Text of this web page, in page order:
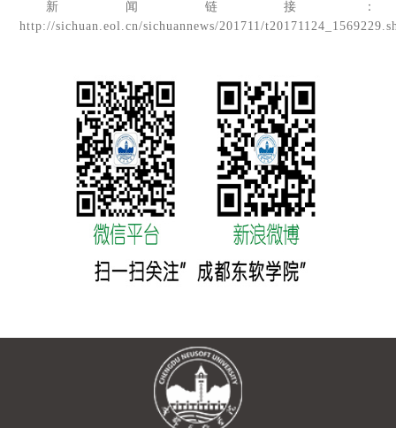
新闻链接：
http://sichuan.eol.cn/sichuannews/201711/